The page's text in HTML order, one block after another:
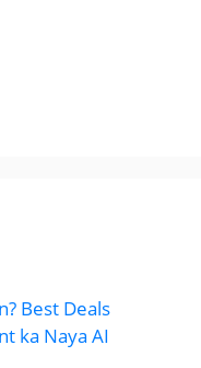
Best Deals
ka Naya AI